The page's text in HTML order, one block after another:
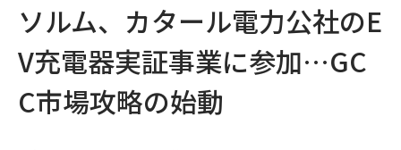
ソルム、カタール電力公社のE
V充電器実証事業に参加…GC
C市場攻略の始動